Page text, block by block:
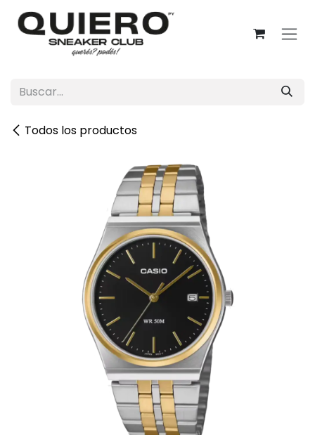
Ir al contenido
Todos los productos